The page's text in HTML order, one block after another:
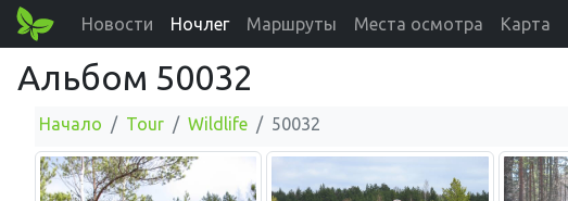
Новости Ночлег Маршруты Места осмотра Карта
Альбом 50032
Начало Tour Wildlife 50032